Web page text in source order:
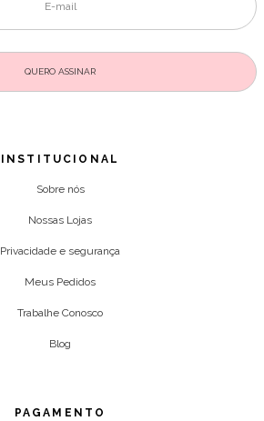
INSTITUCIONAL
Sobre nós
Nossas Lojas
Privacidade e segurança
Meus Pedidos
Trabalhe Conosco
Blog
PAGAMENTO